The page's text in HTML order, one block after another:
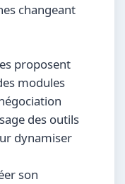
changeant
proposent
modules
des outils
dynamiser
son